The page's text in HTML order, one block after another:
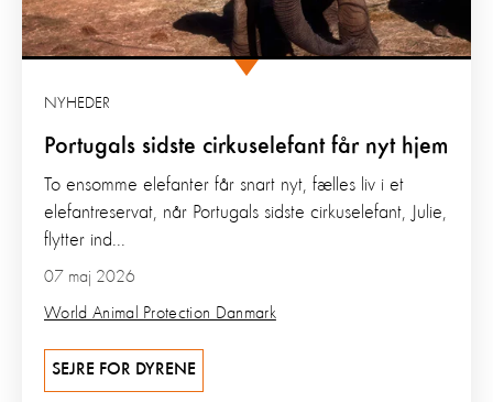
Portugals sidste cirkuselefant får nyt hjem
NYHEDER
07 maj 2026
World Animal Protection Danmark
To ensomme elefanter får snart nyt, fælles liv i et
elefantreservat, når Portugals sidste cirkuselefant, Julie,
flytter ind...
SEJRE FOR DYRENE